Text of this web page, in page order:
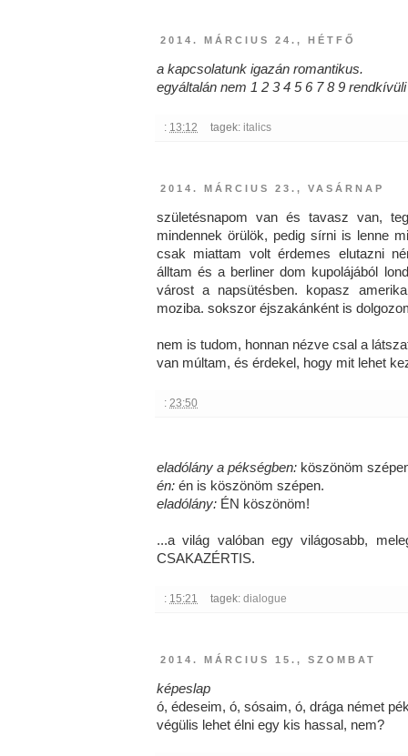
2014. MÁRCIUS 24., HÉTFŐ
a kapcsolatunk igazán romantikus.
egyáltalán nem 1 2 3 4 5 6 7 8 9
: 13:12 tagek: italics
2014. MÁRCIUS 23., VASÁRNAP
​születésnapom van és tavasz van,
mindennek örülök, pedig sírni is lenne
csak miattam volt érdemes elutazni
álltam és a berliner dom kupolájából
várost a napsütésben. kopasz
moziba. sokszor éjszakánként is
nem is tudom, honnan nézve csal a
van múltam, és érdekel, hogy mit lehet
: 23:50
eladólány a pékségben: köszönöm
én: én is köszönöm szépen.
eladólány: ÉN köszönöm!
...a világ valóban egy világosabb,
CSAKAZÉRTIS.
: 15:21 tagek: dialogue
2014. MÁRCIUS 15., SZOMBAT
képeslap
ó, édeseim, ó, sósaim, ó, drága német
végülis lehet élni egy kis hassal, nem?